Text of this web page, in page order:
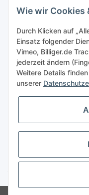
Partner
* Alle Preise inkl.
Wie wir Cookies
Durch Klicken auf
Einsatz folgender
Vimeo, Billiger.de
jederzeit ändern
Weitere Details
unserer